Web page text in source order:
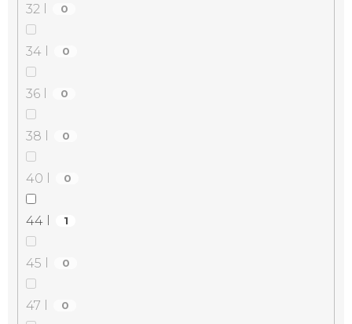
32 l 0
34 l 0
36 l 0
38 l 0
40 l 0
44 l 1
45 l 0
47 l 0